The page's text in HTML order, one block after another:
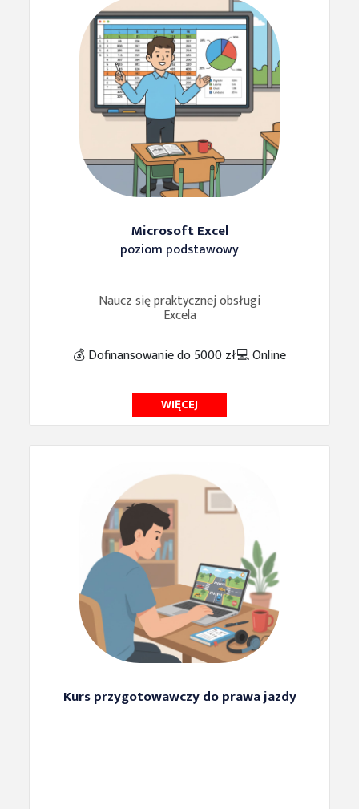
Microsoft Excel
poziom podstawowy
Naucz się praktycznej obsługi
Excela
💰 Dofinansowanie do 5000 zł💻 Online
WIĘCEJ
Kurs przygotowawczy do prawa jazdy